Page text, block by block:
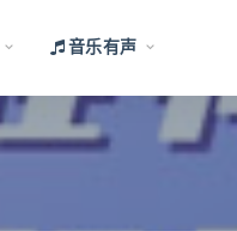
音乐有声